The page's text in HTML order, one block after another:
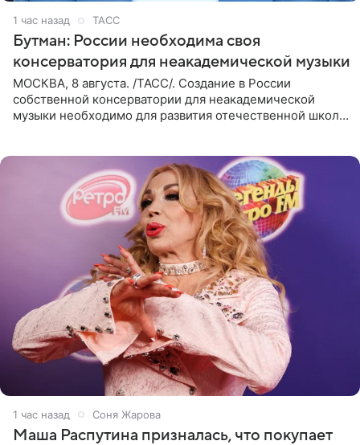
1 час назад ТАСС
Бутман: России необходима своя
консерватория для неакадемической музыки
МОСКВА, 8 августа. /ТАСС/. Создание в России
собственной консерватории для неакадемической
музыки необходимо для развития отечественной школы
1 час назад Соня Жарова
Маша Распутина призналась, что покупает